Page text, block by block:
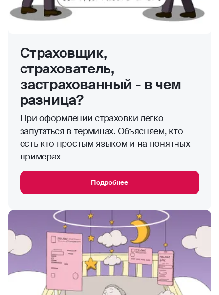
Страховщик,
страхователь,
застрахованный - в чем
разница?
При оформлении страховки легко
запутаться в терминах. Объясняем, кто
есть кто простым языком и на понятных
примерах.
Подробнее